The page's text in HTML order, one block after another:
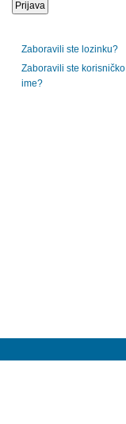
Zaboravili ste lozinku?
Zaboravili ste korisničko
ime?